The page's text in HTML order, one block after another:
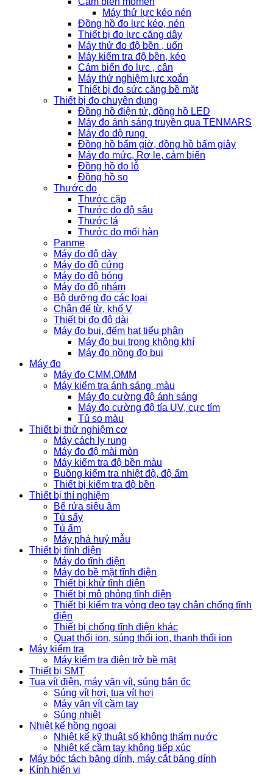
Máy thử lực kéo nén
Đồng hồ đo lực kéo, nén
Thiết bị đo lực căng dây
Máy thử đo độ bền , uốn
Máy kiểm tra độ bền, kéo
Cảm biến đo lực , cân
Máy thử nghiệm lực xoắn
Thiết bị đo sức căng bề mặt
Thiết bị đo chuyên dụng
Đồng hồ điện tử, đồng hồ LED
Máy đo ánh sáng truyền qua TENMARS
Máy đo độ rung
Đồng hồ bấm giờ, đồng hồ bấm giây
Máy đo mức, Rơ le, cảm biến
Đồng hồ đo lỗ
Đồng hồ so
Thước đo
Thước cặp
Thước đo độ sâu
Thước lá
Thước đo mối hàn
Panme
Máy đo độ dày
Máy đo độ cứng
Máy đo độ bóng
Máy đo độ nhám
Bộ dưỡng đo các loại
Chân đế từ, khố V
Thiết bị đo độ dài
Máy đo bụi, đếm hạt tiểu phân
Máy đo bụi trong không khí
Máy đo nồng đọ bụi
Máy đo
Máy đo CMM,OMM
Máy kiểm tra ánh sáng ,màu
Máy đo cường độ ánh sáng
Máy đo cường độ tía UV, cực tím
Tủ so màu
Thiết bị thử nghiệm cơ
Máy cách ly rung
Máy đo độ mài mòn
Máy kiểm tra độ bền màu
Buồng kiểm tra nhiệt độ, độ ẩm
Thiết bị kiểm tra độ bền
Thiết bị thí nghiệm
Bể rửa siêu âm
Tủ sấy
Tủ ấm
Máy phá huỷ mẫu
Thiết bị tĩnh điện
Máy đo tĩnh điện
Máy đo bề mặt tĩnh điện
Thiết bị khử tĩnh điện
Thiết bị mô phỏng tĩnh điện
Thiết bị kiểm tra vòng đeo tay chân chống tĩnh
điện
Thiết bị chống tĩnh điện khác
Quạt thổi ion, súng thổi ion, thanh thổi ion
Máy kiểm tra
Máy kiểm tra điện trở bề mặt
Thiết bị SMT
Tua vít điện, máy vặn vít, súng bắn ốc
Súng vít hơi, tua vít hơi
Máy vặn vít cầm tay
Súng nhiệt
Nhiệt kế hồng ngoại
Nhiệt kế kỹ thuật số không thấm nước
Nhiệt kế cầm tay không tiếp xúc
Máy bóc tách băng dính, máy cắt băng dính
Kính hiển vi